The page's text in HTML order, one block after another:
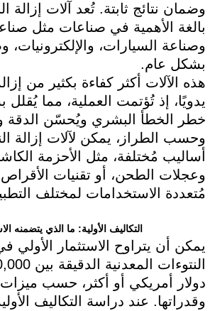
وضمان نتائج ثابتة. تُعد آلات إزالة
بالغة الأهمية في صناعات مثل
وصناعة السيارات، والإلكترونيات،
بشكل عام.
هذه الآلات أكثر كفاءة بكثير من
يدويًا، إذ تُؤتمت العملية، مما
خطر الخطأ البشري ويُحسّن الدقة
وحسب الطراز، يمكن لآلات إزالة
أساليب مُختلفة، مثل الأحزمة
وعجلات الطحن، أو تقنيات
مُتعددة الاستخدامات لمختلف
التكاليف الأولية: ما الذي يتضمنه
يمكن أن يتراوح الاستثمار الأولي
دولار أمريكي أو أكثر، حسب ميزات
وقدراتها. عند دراسة التكاليف